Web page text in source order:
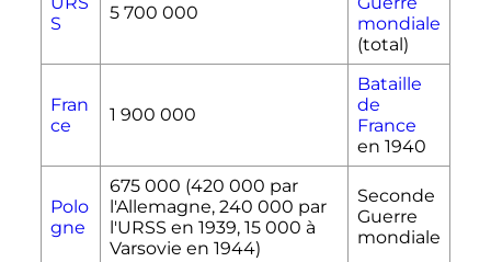
S
5 700 000
mondiale
(total)
Fran
ce
1 900 000
Bataille
de
France
en 1940
Polo
gne
675 000 (420 000 par
l'Allemagne, 240 000 par
l'URSS en 1939, 15 000 à
Varsovie en 1944)
Seconde
Guerre
mondiale